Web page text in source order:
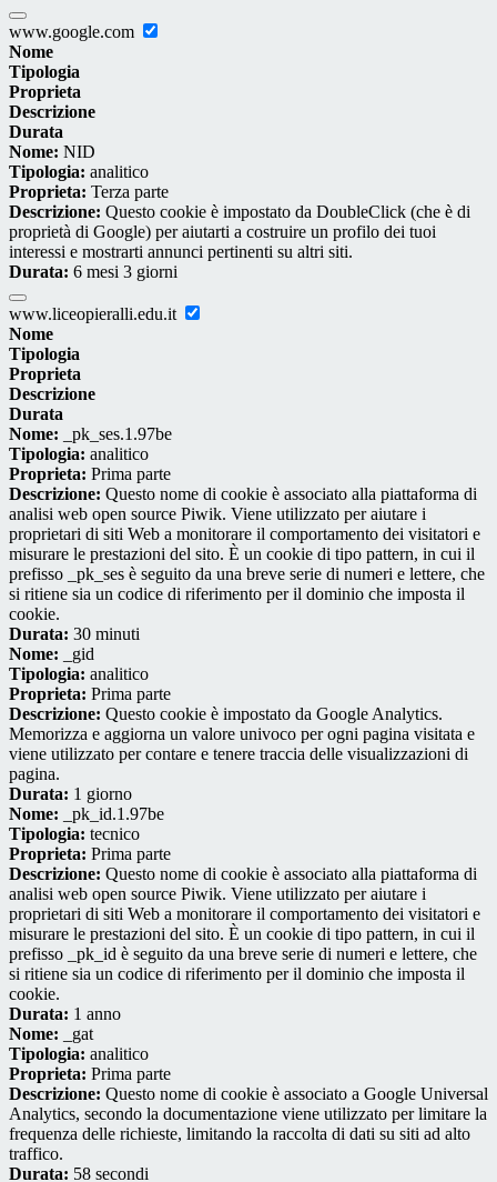
www.google.com
Nome
Tipologia
Proprieta
Descrizione
Durata
Nome: NID
Tipologia: analitico
Proprieta: Terza parte
Descrizione: Questo cookie è impostato da DoubleClick (che è di
proprietà di Google) per aiutarti a costruire un profilo dei tuoi
interessi e mostrarti annunci pertinenti su altri siti.
Durata: 6 mesi 3 giorni
www.liceopieralli.edu.it
Nome
Tipologia
Proprieta
Descrizione
Durata
Nome: _pk_ses.1.97be
Tipologia: analitico
Proprieta: Prima parte
Descrizione: Questo nome di cookie è associato alla piattaforma di
analisi web open source Piwik. Viene utilizzato per aiutare i
proprietari di siti Web a monitorare il comportamento dei visitatori e
misurare le prestazioni del sito. È un cookie di tipo pattern, in cui il
prefisso _pk_ses è seguito da una breve serie di numeri e lettere, che
si ritiene sia un codice di riferimento per il dominio che imposta il
cookie.
Durata: 30 minuti
Nome: _gid
Tipologia: analitico
Proprieta: Prima parte
Descrizione: Questo cookie è impostato da Google Analytics.
Memorizza e aggiorna un valore univoco per ogni pagina visitata e
viene utilizzato per contare e tenere traccia delle visualizzazioni di
pagina.
Durata: 1 giorno
Nome: _pk_id.1.97be
Tipologia: tecnico
Proprieta: Prima parte
Descrizione: Questo nome di cookie è associato alla piattaforma di
analisi web open source Piwik. Viene utilizzato per aiutare i
proprietari di siti Web a monitorare il comportamento dei visitatori e
misurare le prestazioni del sito. È un cookie di tipo pattern, in cui il
prefisso _pk_id è seguito da una breve serie di numeri e lettere, che
si ritiene sia un codice di riferimento per il dominio che imposta il
cookie.
Durata: 1 anno
Nome: _gat
Tipologia: analitico
Proprieta: Prima parte
Descrizione: Questo nome di cookie è associato a Google Universal
Analytics, secondo la documentazione viene utilizzato per limitare la
frequenza delle richieste, limitando la raccolta di dati su siti ad alto
traffico.
Durata: 58 secondi